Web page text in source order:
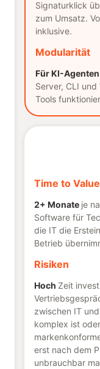
Signaturklick
zum Umsatz.
inklusive.
Modularität
Für KI-
Server, CLI
Tools
Time to Value
2+ Monate je
Software für
die IT die
Betrieb
Risiken
Hoch Zeit
zwischen IT
komplex ist
erst nach dem
unbrauchbar